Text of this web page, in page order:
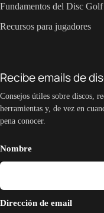
Fundamentos del Disc Golf
Recursos para jugadores
Recibe emails de
Consejos útiles sobre discos,
herramientas y, de vez en
pena conocer.
Nombre
Dirección de email